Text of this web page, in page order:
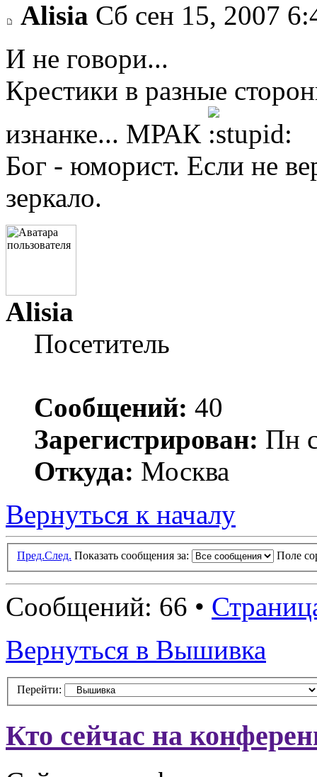
Alisia Сб сен 15, 2007
И не говори...
Крестики в разные
изнанке... МРАК
Бог - юморист. Если не
зеркало.
Alisia
Посетитель
Сообщений: 40
Зарегистрирован: Пн
Откуда: Москва
Вернуться к началу
Пред.След. Показать сообщения за: Поле
Сообщений: 66 •
Вернуться в Вышивка
Перейти:
Кто сейчас на